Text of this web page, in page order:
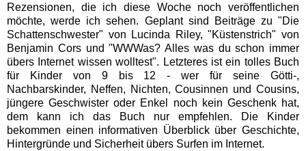
Rezensionen, die ich diese Woche noch veröffentlichen
möchte, werde ich sehen. Geplant sind Beiträge zu "Die
Schattenschwester" von Lucinda Riley, "Küstenstrich" von
Benjamin Cors und "WWWas? Alles was du schon immer
übers Internet wissen wolltest". Letzteres ist ein tolles Buch
für Kinder von 9 bis 12 - wer für seine Götti-,
Nachbarskinder, Neffen, Nichten, Cousinnen und Cousins,
jüngere Geschwister oder Enkel noch kein Geschenk hat,
dem kann ich das Buch nur empfehlen. Die Kinder
bekommen einen informativen Überblick über Geschichte,
Hintergründe und Sicherheit übers Surfen im Internet.